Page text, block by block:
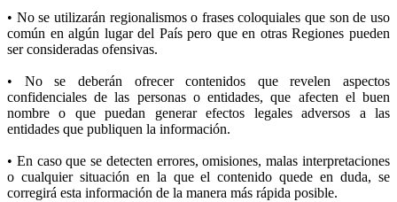
• No se utilizarán regionalismos o frases coloquiales que son de uso
común en algún lugar del País pero que en otras Regiones pueden
ser consideradas ofensivas.
• No se deberán ofrecer contenidos que revelen aspectos
confidenciales de las personas o entidades, que afecten el buen
nombre o que puedan generar efectos legales adversos a las
entidades que publiquen la información.
• En caso que se detecten errores, omisiones, malas interpretaciones
o cualquier situación en la que el contenido quede en duda, se
corregirá esta información de la manera más rápida posible.